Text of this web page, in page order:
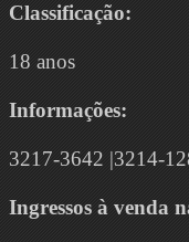
Classificação:
18 anos
Informações:
3217-3642 |3214-
Ingressos à venda